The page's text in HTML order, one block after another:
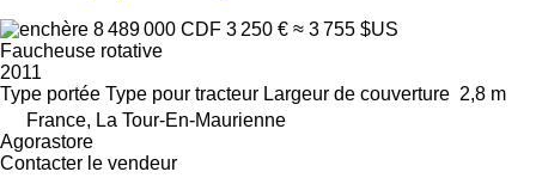
8 489 000 CDF 3 250 € ≈ 3 755 $US
Faucheuse rotative
2011
Type portée Type pour tracteur Largeur de couverture 2,8 m
France, La Tour-En-Maurienne
Agorastore
Contacter le vendeur